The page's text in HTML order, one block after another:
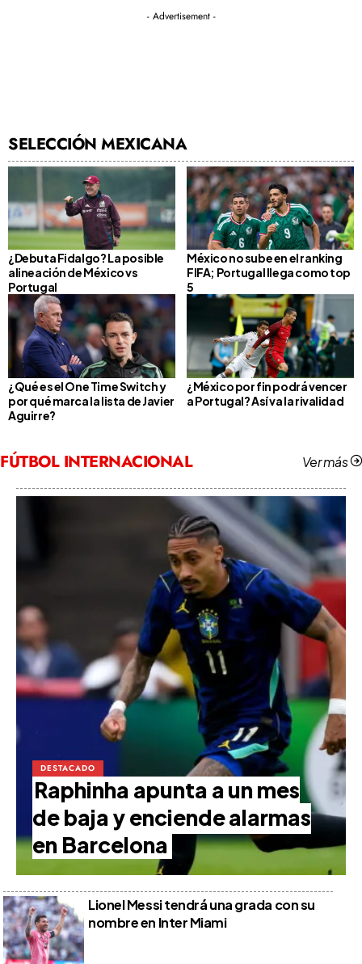
- Advertisement -
SELECCIÓN MEXICANA
¿Debuta Fidalgo? La posible
alineación de México vs
Portugal
México no sube en el ranking
FIFA; Portugal llega como top
5
¿Qué es el One Time Switch y
por qué marca la lista de Javier
Aguirre?
¿México por fin podrá vencer
a Portugal? Así va la rivalidad
FÚTBOL INTERNACIONAL Ver más
DESTACADO
Raphinha apunta a un mes
de baja y enciende alarmas
en Barcelona
Lionel Messi tendrá una grada con su
nombre en Inter Miami